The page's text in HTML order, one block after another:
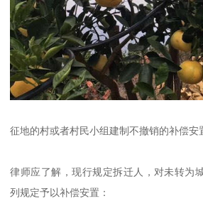
征地的村或者村民小组建制不撤销的补偿安
律师应了解，现行规定拆迁人，对未转为
列规定予以补偿安置：